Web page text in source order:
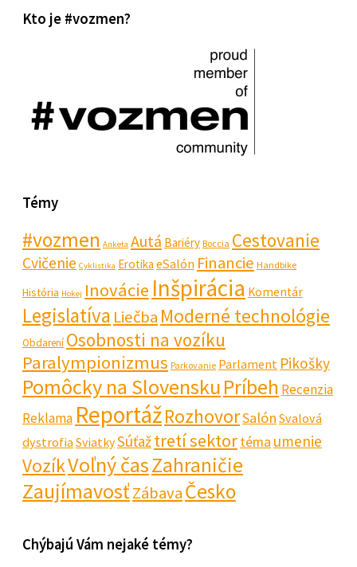
Kto je #vozmen?
Témy
#vozmen Anketa Autá Bariéry Boccia Cestovanie
Cvičenie Cyklistika Erotika eSalón Financie Handbike
História Hokej Inovácie Inšpirácia Komentár
Legislatíva Liečba Moderné technológie
Obdarení Osobnosti na vozíku
Paralympionizmus Parkovanie Parlament Pikošky
Pomôcky na SlovenskuPríbeh Recenzia
Reklama ReportážRozhovorSalón Svalová
dystrofiaSviatkySúťažtretí sektortéma umenie
VozíkVoľný časZahraničie
ZaujímavosťZábavaČesko
Chýbajú Vám nejaké témy?